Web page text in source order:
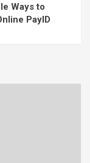
Ways to
PayID